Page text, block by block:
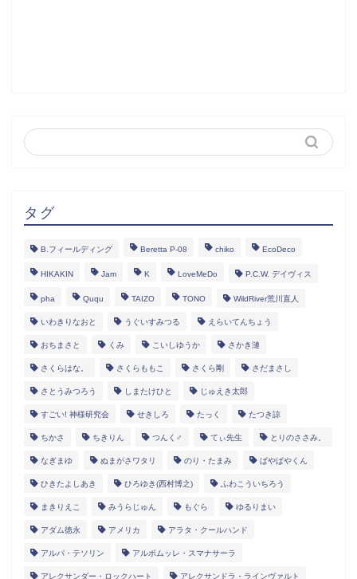
タグ
B.フィールディング Beretta P-08 chiko EcoDeco
HIKAKIN Jam K LoveMeDo P.C.W. デイヴィス
pha Ququ TAIZO TONO WildRiver荒川直人
いわきりなおと うぐいすみつる えらいてんちょう
おちまさと くみ こいしゆうか さかき漣
さくらはな。 さくらももこ さくら剛 さだまさし
さとうみつろう しまたけひと じゅえき太郎
すごい! 神様研究会 せきしろ たっく たつき諒
ちかさ ちきりん つんく♂ てぃ先生 とりのささみ。
なぎまゆ ぬまがさワタリ のり・たまみ ぱやぱやくん
ひきたよしあき ひろゆき(西村博之) ふわこういちろう
まきりえこ みうらじゅん もぐら ゆるりまい
アダム徳永 アメリカ アラタ・クールハンド
アルパ・テソリン アルボムッレ・スマナサーラ
アレクサンダー・ロックハート アレクサンドラ・ラインヴァルト